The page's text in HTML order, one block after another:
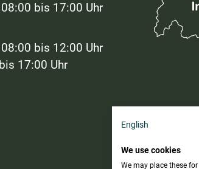
bis 17:00 Uhr
bis 12:00 Uhr
17:00 Uhr
AGB
English
We use cookies
We may place these